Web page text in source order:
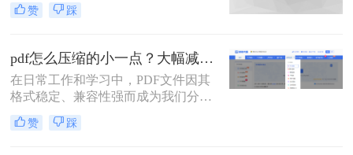
案，助你快速解决文件体积过大的困
赞 踩
pdf怎么压缩的小一点？大幅减小文件体积的有效方法全解析！
在日常工作和学习中，PDF文件因其
格式稳定、兼容性强而成为我们分享
文档、报告和资料的首选格式。然
而，随之而来的问题也显而易见：过
赞 踩